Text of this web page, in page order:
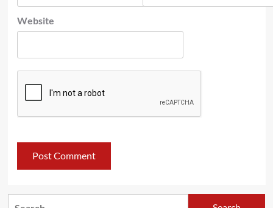
Website